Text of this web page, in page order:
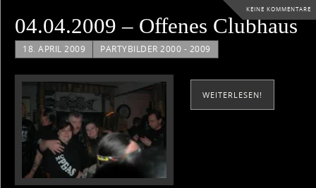
KEINE KOMMENTARE
04.04.2009 – Offenes Clubhaus
18. APRIL 2009 PARTYBILDER 2000 - 2009
WEITERLESEN!